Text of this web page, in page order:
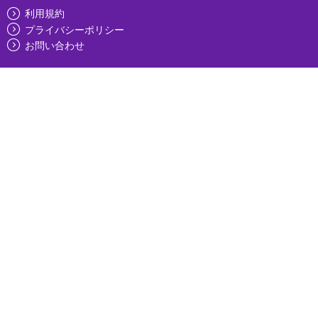
利用規約
プライバシーポリシー
お問い合わせ